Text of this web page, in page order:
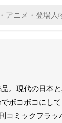
。現代の日本
ボコボコにし
ミックフラッ